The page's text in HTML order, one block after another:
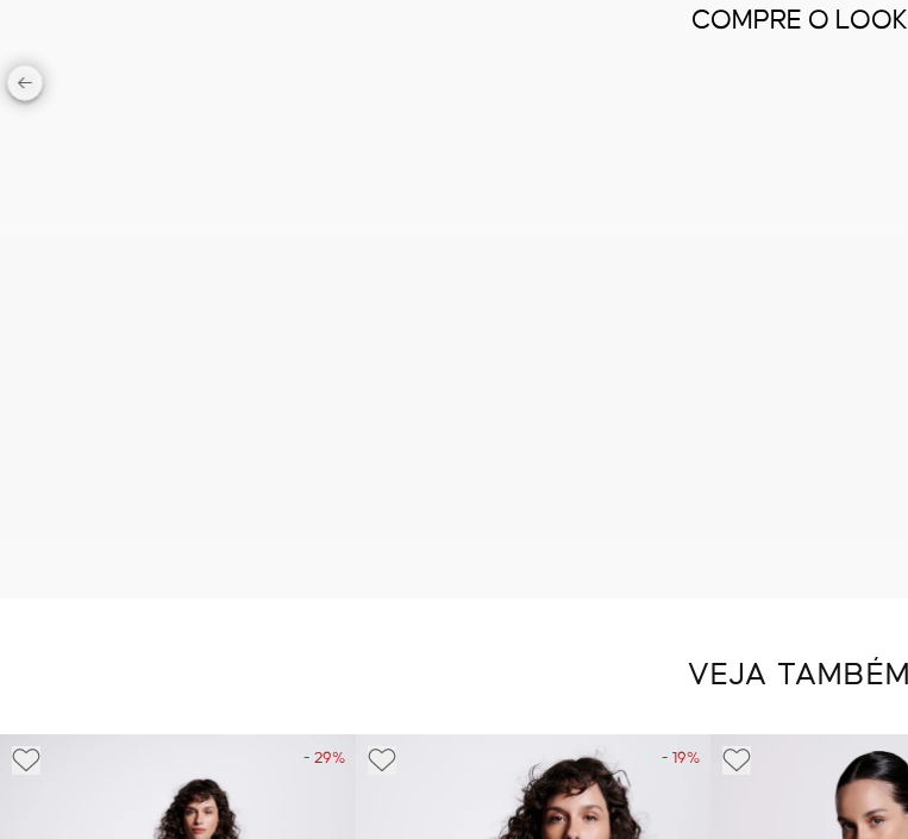
COMPRE O LOOK
VEJA TAMBÉM
- 29% - 19%